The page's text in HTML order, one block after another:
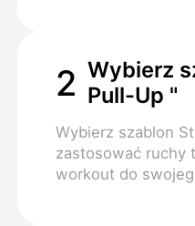
2 Wybierz
Pull-Up "
Wybierz szablon
zastosować ruchy
workout do